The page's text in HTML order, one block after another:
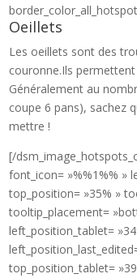
Oeillets
Les oeillets sont des
couronne.Ils
Généralement au
coupe 6 pans), sachez
mettre !
[/
font_icon= »%%1%% »
top_position= »35% »
tooltip_placement=
left_position_tablet=
top_position_tablet=